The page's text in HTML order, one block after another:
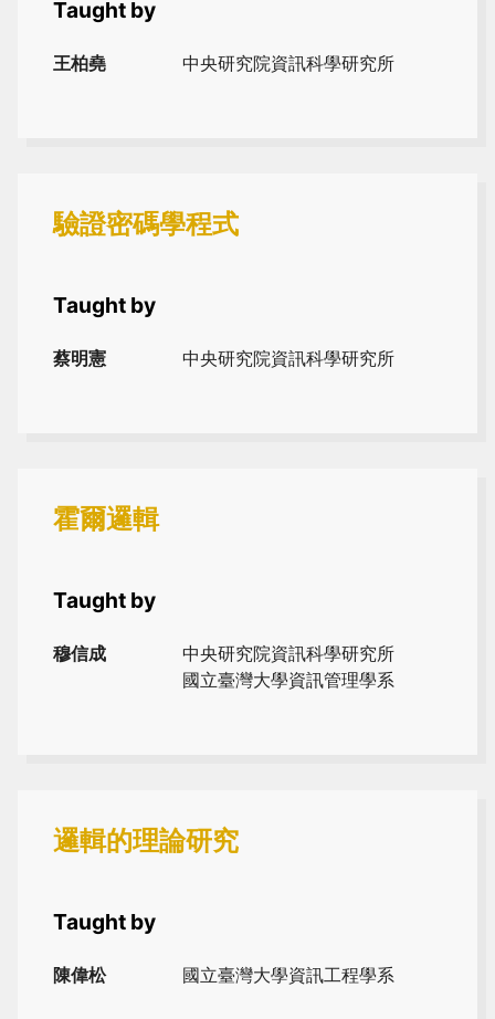
Taught by
王柏堯 中央研究院資訊科學研究所
驗證密碼學程式
Taught by
蔡明憲 中央研究院資訊科學研究所
霍爾邏輯
Taught by
穆信成
中央研究院資訊科學研究所
國立臺灣大學資訊管理學系
邏輯的理論研究
Taught by
陳偉松 國立臺灣大學資訊工程學系